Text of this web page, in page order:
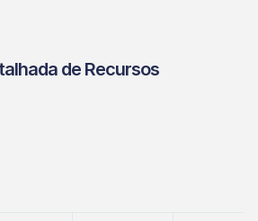
de Recursos